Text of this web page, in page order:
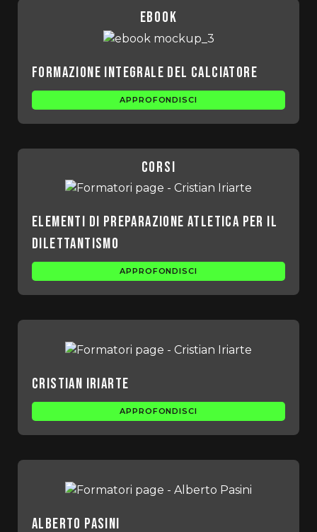
ebook
Formazione integrale del calciatore
APPROFONDISCI
corsi
Elementi di preparazione atletica per il
dilettantismo
APPROFONDISCI
Cristian Iriarte
APPROFONDISCI
Alberto Pasini